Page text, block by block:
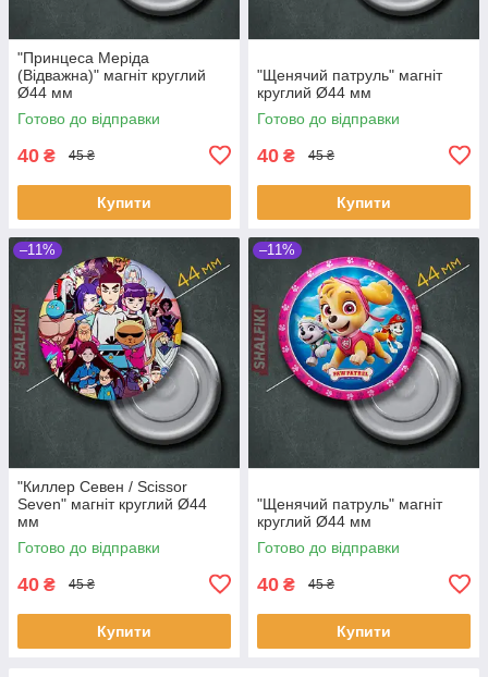
"Принцеса Меріда
(Відважна)" магніт круглий
Ø44 мм
Готово до відправки
40 ₴ 45 ₴
Купити
"Щенячий патруль" магніт
круглий Ø44 мм
Готово до відправки
40 ₴ 45 ₴
Купити
–11%
"Киллер Севен / Scissor
Seven" магніт круглий Ø44
мм
Готово до відправки
40 ₴ 45 ₴
Купити
–11%
"Щенячий патруль" магніт
круглий Ø44 мм
Готово до відправки
40 ₴ 45 ₴
Купити